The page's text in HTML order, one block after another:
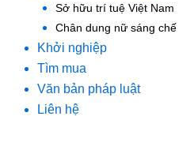
Sở hữu trí tuệ Việt Nam
Chân dung nữ sáng chế
Khởi nghiệp
Tìm mua
Văn bản pháp luật
Liên hệ